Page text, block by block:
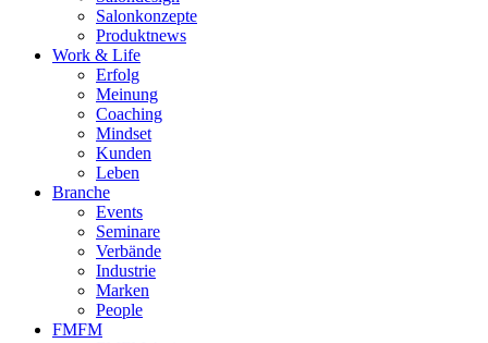
Salonkonzepte
Produktnews
Work & Life
Erfolg
Meinung
Coaching
Mindset
Kunden
Leben
Branche
Events
Seminare
Verbände
Industrie
Marken
People
FMFM